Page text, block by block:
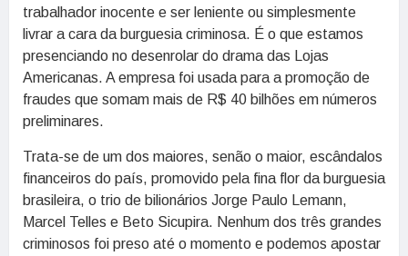
trabalhador inocente e ser leniente ou simplesmente
livrar a cara da burguesia criminosa. É o que estamos
presenciando no desenrolar do drama das Lojas
Americanas. A empresa foi usada para a promoção de
fraudes que somam mais de R$ 40 bilhões em números
preliminares.
Trata-se de um dos maiores, senão o maior, escândalos
financeiros do país, promovido pela fina flor da burguesia
brasileira, o trio de bilionários Jorge Paulo Lemann,
Marcel Telles e Beto Sicupira. Nenhum dos três grandes
criminosos foi preso até o momento e podemos apostar